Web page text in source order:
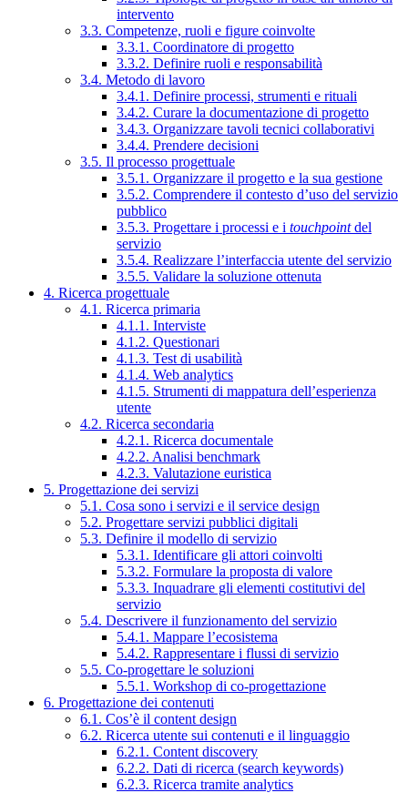
intervento
3.3. Competenze, ruoli e figure coinvolte
3.3.1. Coordinatore di progetto
3.3.2. Definire ruoli e responsabilità
3.4. Metodo di lavoro
3.4.1. Definire processi, strumenti e rituali
3.4.2. Curare la documentazione di progetto
3.4.3. Organizzare tavoli tecnici collaborativi
3.4.4. Prendere decisioni
3.5. Il processo progettuale
3.5.1. Organizzare il progetto e la sua gestione
3.5.2. Comprendere il contesto d’uso del servizio
pubblico
3.5.3. Progettare i processi e i touchpointdel
servizio
3.5.4. Realizzare l’interfaccia utente del servizio
3.5.5. Validare la soluzione ottenuta
4. Ricerca progettuale
4.1. Ricerca primaria
4.1.1. Interviste
4.1.2. Questionari
4.1.3. Test di usabilità
4.1.4. Web analytics
4.1.5. Strumenti di mappatura dell’esperienza
utente
4.2. Ricerca secondaria
4.2.1. Ricerca documentale
4.2.2. Analisi benchmark
4.2.3. Valutazione euristica
5. Progettazione dei servizi
5.1. Cosa sono i servizi e il service design
5.2. Progettare servizi pubblici digitali
5.3. Definire il modello di servizio
5.3.1. Identificare gli attori coinvolti
5.3.2. Formulare la proposta di valore
5.3.3. Inquadrare gli elementi costitutivi del
servizio
5.4. Descrivere il funzionamento del servizio
5.4.1. Mappare l’ecosistema
5.4.2. Rappresentare i flussi di servizio
5.5. Co-progettare le soluzioni
5.5.1. Workshop di co-progettazione
6. Progettazione dei contenuti
6.1. Cos’è il content design
6.2. Ricerca utente sui contenuti e il linguaggio
6.2.1. Content discovery
6.2.2. Dati di ricerca (search keywords)
6.2.3. Ricerca tramite analytics